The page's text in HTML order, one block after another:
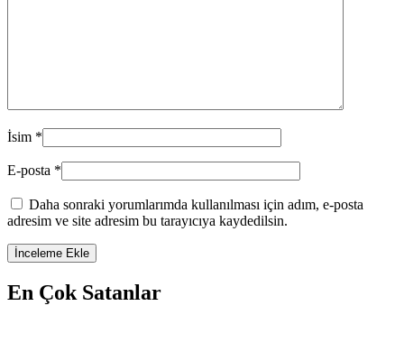
İsim *
E-posta *
Daha sonraki yorumlarımda kullanılması için adım, e-posta
adresim ve site adresim bu tarayıcıya kaydedilsin.
En Çok Satanlar